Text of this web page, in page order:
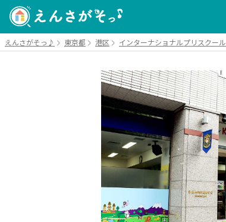
えんさがそっ♪ 東京都 港区 インターナショナルプリスクール